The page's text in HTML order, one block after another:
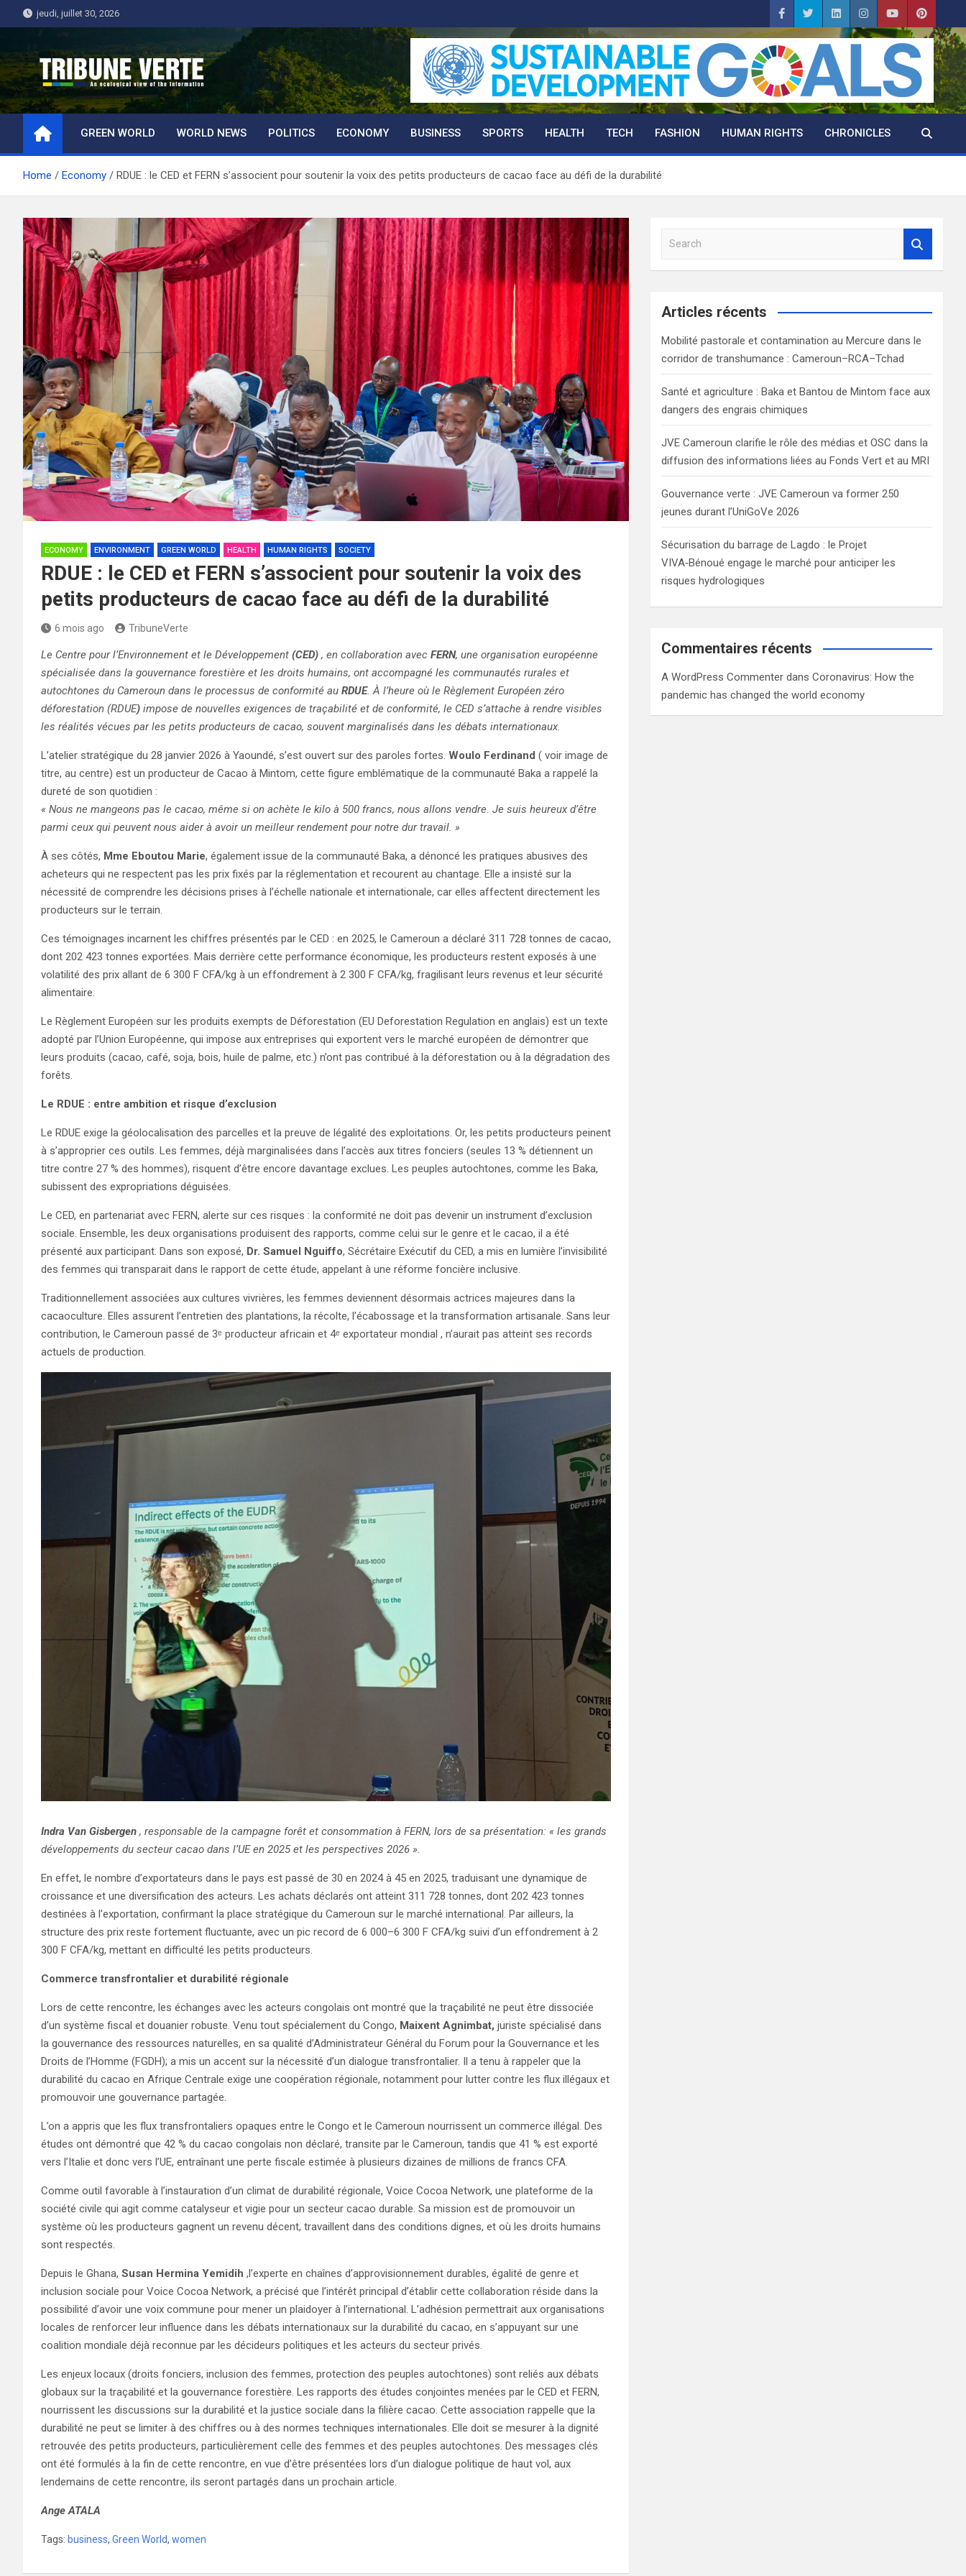
to
jeudi, juillet 30, 2026
Tribune Verte
Un regard écologique de l'information
GREEN WORLD WORLD NEWS POLITICS ECONOMY BUSINESS SPORTS HEALTH TECH FASHION HUMAN RIGHTS CHRONICLES
Home Economy RDUE : le CED et FERN s’associent pour soutenir la voix des petits producteurs de cacao face au défi de la durabilité
ECONOMY ENVIRONMENT GREEN WORLD HEALTH HUMAN RIGHTS SOCIETY
RDUE : le CED et FERN s’associent pour soutenir la voix des
petits producteurs de cacao face au défi de la durabilité
6 mois ago TribuneVerte
Le Centre pour l’Environnement et le Développement (CED) , en collaboration avec FERN, une organisation européenne
spécialisée dans la gouvernance forestière et les droits humains, ont accompagné les communautés rurales et
autochtones du Cameroun dans le processus de conformité au RDUE. À l’heure où le Règlement Européen zéro
déforestation (RDUE) impose de nouvelles exigences de traçabilité et de conformité, le CED s’attache à rendre visibles
les réalités vécues par les petits producteurs de cacao, souvent marginalisés dans les débats internationaux.
L’atelier stratégique du 28 janvier 2026 à Yaoundé, s’est ouvert sur des paroles fortes. Woulo Ferdinand ( voir image de
titre, au centre) est un producteur de Cacao à Mintom, cette figure emblématique de la communauté Baka a rappelé la
dureté de son quotidien :
« Nous ne mangeons pas le cacao, même si on achète le kilo à 500 francs, nous allons vendre. Je suis heureux d’être
parmi ceux qui peuvent nous aider à avoir un meilleur rendement pour notre dur travail. »
À ses côtés, Mme Eboutou Marie, également issue de la communauté Baka, a dénoncé les pratiques abusives des
acheteurs qui ne respectent pas les prix fixés par la réglementation et recourent au chantage. Elle a insisté sur la
nécessité de comprendre les décisions prises à l’échelle nationale et internationale, car elles affectent directement les
producteurs sur le terrain.
Ces témoignages incarnent les chiffres présentés par le CED : en 2025, le Cameroun a déclaré 311 728 tonnes de cacao,
dont 202 423 tonnes exportées. Mais derrière cette performance économique, les producteurs restent exposés à une
volatilité des prix allant de 6 300 F CFA/kg à un effondrement à 2 300 F CFA/kg, fragilisant leurs revenus et leur sécurité
alimentaire.
Le Règlement Européen sur les produits exempts de Déforestation (EU Deforestation Regulation en anglais) est un texte
adopté par l’Union Européenne, qui impose aux entreprises qui exportent vers le marché européen de démontrer que
leurs produits (cacao, café, soja, bois, huile de palme, etc.) n’ont pas contribué à la déforestation ou à la dégradation des
forêts.
Le RDUE : entre ambition et risque d’exclusion
Le RDUE exige la géolocalisation des parcelles et la preuve de légalité des exploitations. Or, les petits producteurs peinent
à s’approprier ces outils. Les femmes, déjà marginalisées dans l’accès aux titres fonciers (seules 13 % détiennent un
titre contre 27 % des hommes), risquent d’être encore davantage exclues. Les peuples autochtones, comme les Baka,
subissent des expropriations déguisées.
Le CED, en partenariat avec FERN, alerte sur ces risques : la conformité ne doit pas devenir un instrument d’exclusion
sociale. Ensemble, les deux organisations produisent des rapports, comme celui sur le genre et le cacao, il a été
présenté aux participant. Dans son exposé, Dr. Samuel Nguiffo, Sécrétaire Exécutif du CED, a mis en lumière l’invisibilité
des femmes qui transparait dans le rapport de cette étude, appelant à une réforme foncière inclusive.
Traditionnellement associées aux cultures vivrières, les femmes deviennent désormais actrices majeures dans la
cacaoculture. Elles assurent l’entretien des plantations, la récolte, l’écabossage et la transformation artisanale. Sans leur
contribution, le Cameroun passé de 3ᵉ producteur africain et 4ᵉ exportateur mondial , n’aurait pas atteint ses records
actuels de production.
Indra Van Gisbergen , responsable de la campagne forêt et consommation à FERN, lors de sa présentation: « les grands
développements du secteur cacao dans l’UE en 2025 et les perspectives 2026 ».
En effet, le nombre d’exportateurs dans le pays est passé de 30 en 2024 à 45 en 2025, traduisant une dynamique de
croissance et une diversification des acteurs. Les achats déclarés ont atteint 311 728 tonnes, dont 202 423 tonnes
destinées à l’exportation, confirmant la place stratégique du Cameroun sur le marché international. Par ailleurs, la
structure des prix reste fortement fluctuante, avec un pic record de 6 000–6 300 F CFA/kg suivi d’un effondrement à 2
300 F CFA/kg, mettant en difficulté les petits producteurs.
Commerce transfrontalier et durabilité régionale
Lors de cette rencontre, les échanges avec les acteurs congolais ont montré que la traçabilité ne peut être dissociée
d’un système fiscal et douanier robuste. Venu tout spécialement du Congo, Maixent Agnimbat, juriste spécialisé dans
la gouvernance des ressources naturelles, en sa qualité d’Administrateur Général du Forum pour la Gouvernance et les
Droits de l’Homme (FGDH); a mis un accent sur la nécessité d’un dialogue transfrontalier. Il a tenu à rappeler que la
durabilité du cacao en Afrique Centrale exige une coopération régionale, notamment pour lutter contre les flux illégaux et
promouvoir une gouvernance partagée.
L’on a appris que les flux transfrontaliers opaques entre le Congo et le Cameroun nourrissent un commerce illégal. Des
études ont démontré que 42 % du cacao congolais non déclaré, transite par le Cameroun, tandis que 41 % est exporté
vers l’Italie et donc vers l’UE, entraînant une perte fiscale estimée à plusieurs dizaines de millions de francs CFA.
Comme outil favorable à l’instauration d’un climat de durabilité régionale, Voice Cocoa Network, une plateforme de la
société civile qui agit comme catalyseur et vigie pour un secteur cacao durable. Sa mission est de promouvoir un
système où les producteurs gagnent un revenu décent, travaillent dans des conditions dignes, et où les droits humains
sont respectés.
Depuis le Ghana, Susan Hermina Yemidih ,l’experte en chaînes d’approvisionnement durables, égalité de genre et
inclusion sociale pour Voice Cocoa Network, a précisé que l’intérêt principal d’établir cette collaboration réside dans la
possibilité d’avoir une voix commune pour mener un plaidoyer à l’international. L’adhésion permettrait aux organisations
locales de renforcer leur influence dans les débats internationaux sur la durabilité du cacao, en s’appuyant sur une
coalition mondiale déjà reconnue par les décideurs politiques et les acteurs du secteur privés.
Les enjeux locaux (droits fonciers, inclusion des femmes, protection des peuples autochtones) sont reliés aux débats
globaux sur la traçabilité et la gouvernance forestière. Les rapports des études conjointes menées par le CED et FERN,
nourrissent les discussions sur la durabilité et la justice sociale dans la filière cacao. Cette association rappelle que la
durabilité ne peut se limiter à des chiffres ou à des normes techniques internationales. Elle doit se mesurer à la dignité
retrouvée des petits producteurs, particulièrement celle des femmes et des peuples autochtones. Des messages clés
ont été formulés à la fin de cette rencontre, en vue d’être présentées lors d’un dialogue politique de haut vol, aux
lendemains de cette rencontre, ils seront partagés dans un prochain article.
Ange ATALA
Tags: business, Green World, women
a
c
Articles récents
Mobilité pastorale et contamination au Mercure dans le
corridor de transhumance : Cameroun–RCA–Tchad
Santé et agriculture : Baka et Bantou de Mintom face aux
dangers des engrais chimiques
JVE Cameroun clarifie le rôle des médias et OSC dans la
diffusion des informations liées au Fonds Vert et au MRI
Gouvernance verte : JVE Cameroun va former 250
jeunes durant l’UniGoVe 2026
Sécurisation du barrage de Lagdo : le Projet
VIVA‑Bénoué engage le marché pour anticiper les
risques hydrologiques
Commentaires récents
A WordPress Commenter dansCoronavirus: How the
pandemic has changed the world economy